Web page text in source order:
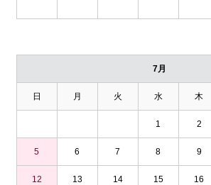
7月
日 月 火 水 木
1 2
5 6 7 8 9
12 13 14 15 16